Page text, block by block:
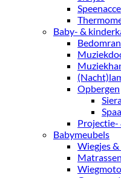
Baby- &
Opbergen
Projectie-
Babymeubels
Wiegjes